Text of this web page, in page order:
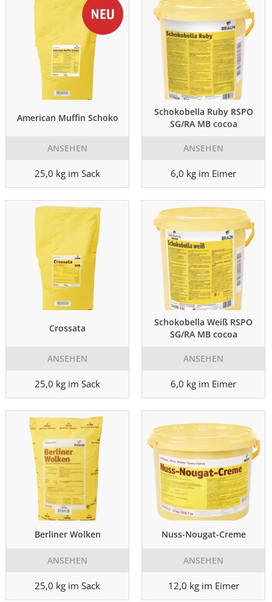
American Muffin Schoko
ANSEHEN
25,0 kg im Sack
Schokobella Ruby RSPO
SG/RA MB cocoa
ANSEHEN
6,0 kg im Eimer
Crossata
ANSEHEN
25,0 kg im Sack
Schokobella Weiß RSPO
SG/RA MB cocoa
ANSEHEN
6,0 kg im Eimer
Berliner Wolken
ANSEHEN
25,0 kg im Sack
Nuss-Nougat-Creme
ANSEHEN
12,0 kg im Eimer